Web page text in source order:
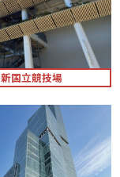
新国立競技場